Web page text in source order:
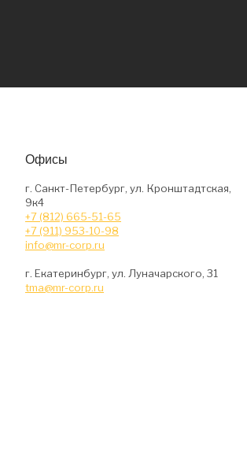
Офисы
г. Санкт-Петербург, ул. Кронштадтская,
9к4
+7 (812) 665-51-65
+7 (911) 953-10-98
info@mr-corp.ru
г. Екатеринбург, ул. Луначарского, 31
tma@mr-corp.ru